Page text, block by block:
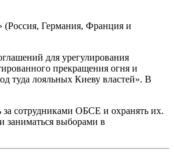
(Россия, Германия, Франция и
для урегулирования
прекращения огня и
туда лояльных Киеву властей». В
за сотрудниками ОБСЕ и охранять их.
заниматься выборами в